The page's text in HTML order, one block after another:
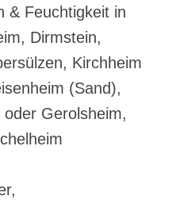
& Feuchtigkeit in
Dirmstein,
Kirchheim
(Sand),
Gerolsheim,